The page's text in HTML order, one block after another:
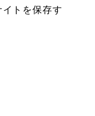
トを保存す